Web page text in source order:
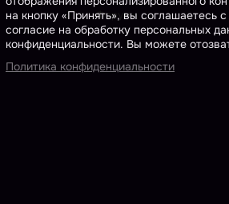
Форум
на кнопку «Принять», вы соглашаетесь
согласие на обработку персональных
конфиденциальности. Вы можете
Политика конфиденциальности